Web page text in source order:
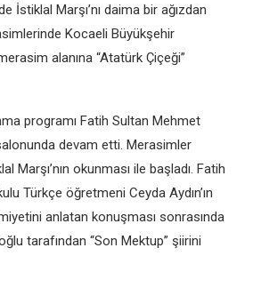
İstiklal Marşı’nı daima bir ağızdan
Kocaeli Büyükşehir
alanına “Atatürk Çiçeği”
programı Fatih Sultan Mehmet
devam etti. Merasimler
Marşı’nın okunması ile başladı. Fatih
Türkçe öğretmeni Ceyda Aydın’ın
anlatan konuşması sonrasında
tarafından “Son Mektup” şiirini